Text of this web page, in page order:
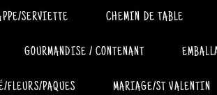
SERVIETTE CHEMIN DE TABLE
GOURMANDISE / CONTENANT
FLEURS/PAQUES MARIAGE/ST VALENTIN